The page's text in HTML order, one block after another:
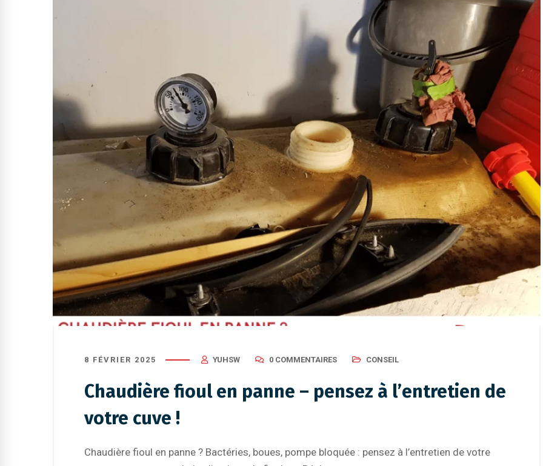
8 FÉVRIER 2025 YUHSW 0 COMMENTAIRES CONSEIL
Chaudière fioul en panne – pensez à l’entretien de
votre cuve !
Chaudière fioul en panne ? Bactéries, boues, pompe bloquée : pensez à l’entretien de votre